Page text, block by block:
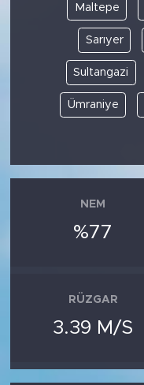
Maltepe
Sarıyer
Sultangazi
Ümraniye
NEM
%77
RÜZGAR
3.39 M/S